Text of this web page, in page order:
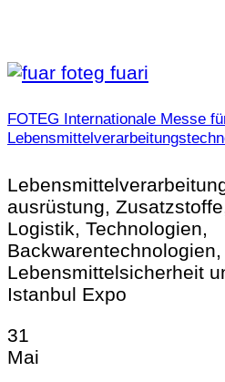
FOTEG Internationale Messe
ausrüstung,
Logistik, Technologien,
Backwarentechnologien,
Lebensmittelsicherheit
Istanbul Expo
31
Mai